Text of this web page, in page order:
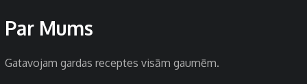
Par Mums
Gatavojam gardas receptes visām gaumēm.